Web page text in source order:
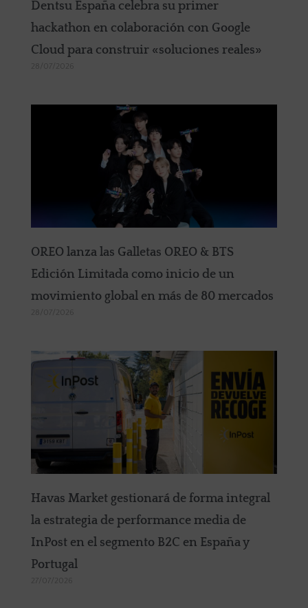
Dentsu España celebra su primer
hackathon en colaboración con Google
Cloud para construir «soluciones reales»
28/07/2026
OREO lanza las Galletas OREO & BTS
Edición Limitada como inicio de un
movimiento global en más de 80 mercados
28/07/2026
Havas Market gestionará de forma integral
la estrategia de performance media de
InPost en el segmento B2C en España y
Portugal
27/07/2026